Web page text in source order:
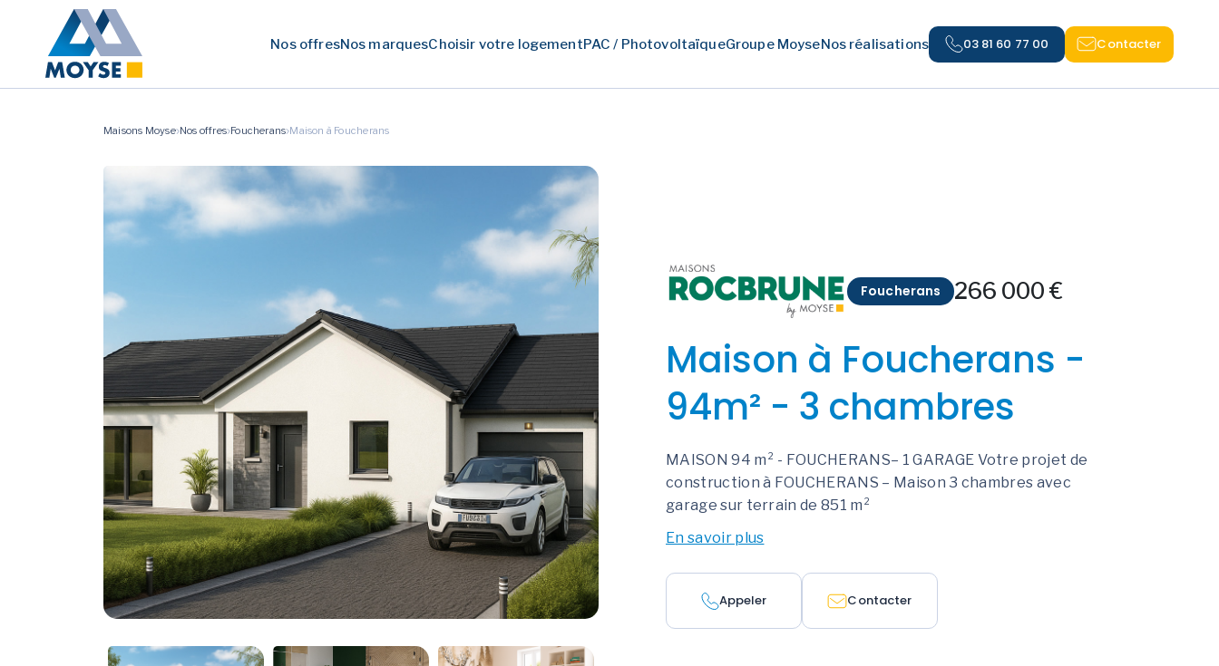
Nos offresNos marquesChoisir votre logementPAC / PhotovoltaïqueGroupe MoyseNos réalisations 03 81 60 77 00 Contacter
Maisons Moyse Nos offres Foucherans Maison à Foucherans
Foucherans 266 000 €
Maison à Foucherans -
94m² - 3 chambres
MAISON 94 m² - FOUCHERANS– 1 GARAGE Votre projet de
construction à FOUCHERANS – Maison 3 chambres avec
garage sur terrain de 851 m²
En savoir plus
Appeler Contacter